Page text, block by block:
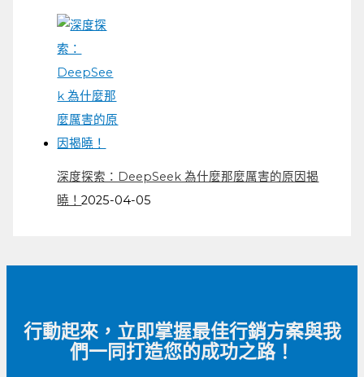
深度探索：DeepSeek 為什麼那麼厲害的原因揭
曉！2025-04-05
行動起來，立即掌握最佳行銷方案與我
們一同打造您的成功之路！